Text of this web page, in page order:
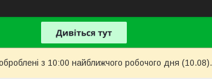
з 10:00 найближчого робочого дня (10.08).